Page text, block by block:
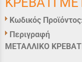
Κωδικός
Περιγραφή
ΜΕΤΑΛΛΙΚΟ ΚΡΕΒΑΤΙ